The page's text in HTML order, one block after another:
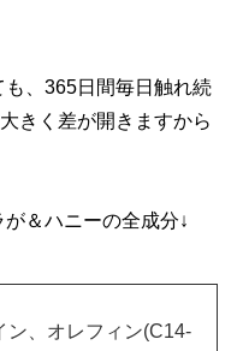
、365日間毎日触れ続
きく差が開きますから
＆ハニーの全成分↓
ン、オレフィン(C14-